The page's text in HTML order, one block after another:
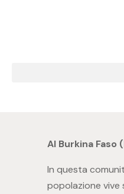
Al Burkina Faso
In questa
popolazione vive